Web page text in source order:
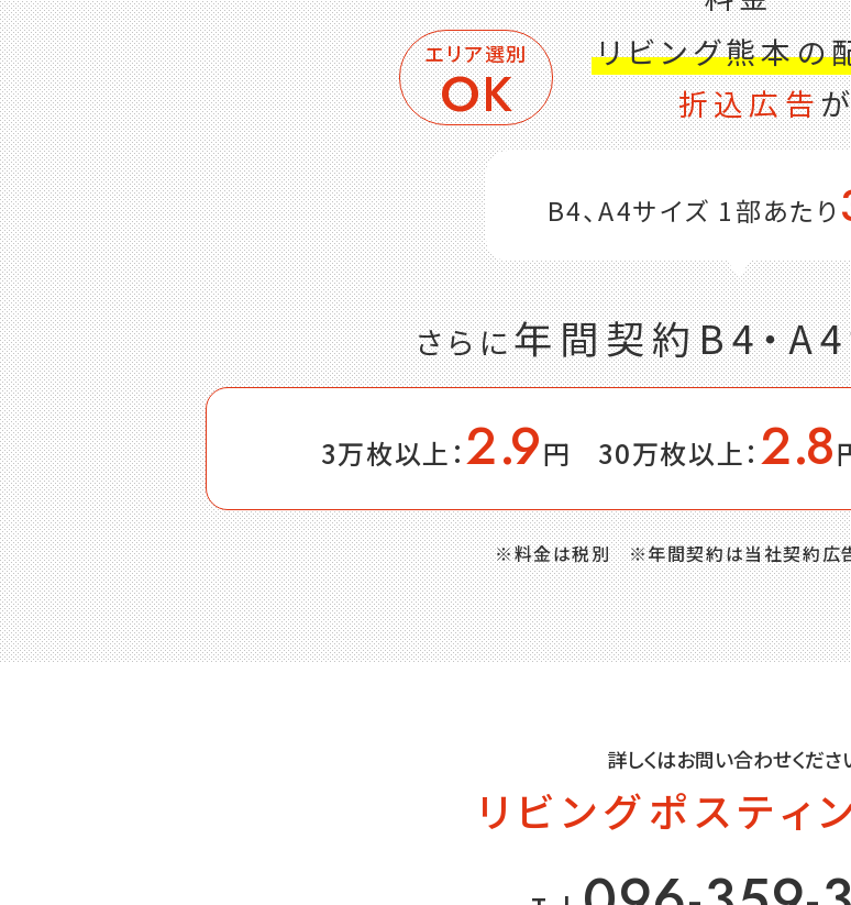
エリア選別
OK
リビング熊本の
折込広告
B4、A4サイズ 1部あたり
さらに年間契約B4・
3万枚以上 ：2.9円 30万枚以上： 2.8
※料金は税別 ※年間契約は当社契約広
詳しくはお問い合わせくださ
リビングポスティ